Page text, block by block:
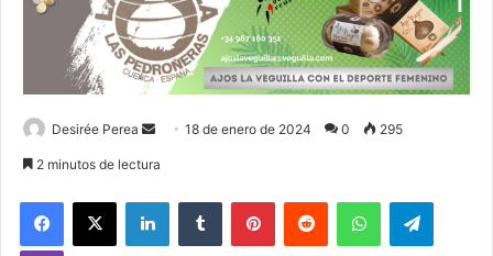
Desirée Perea 18 de enero de 2024 0 295
2 minutos de lectura